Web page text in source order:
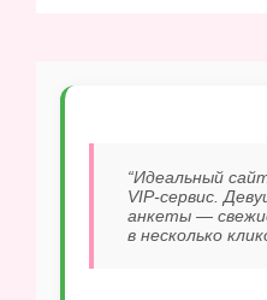
“Идеальный
VIP-сервис.
анкеты —
в несколько